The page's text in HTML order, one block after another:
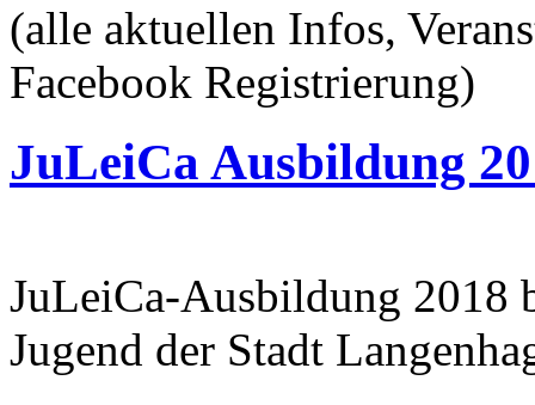
(alle aktuellen Infos,
Facebook Registrierung)
JuLeiCa Ausbildung
JuLeiCa-Ausbildung 2018
Jugend der Stadt